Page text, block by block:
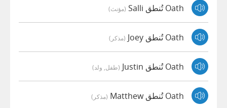
Oath تُنطق Salli (مؤنث)
Oath تُنطق Joey (مذكر)
Oath تُنطق Justin (طفل, ولد)
Oath تُنطق Matthew (مذكر)